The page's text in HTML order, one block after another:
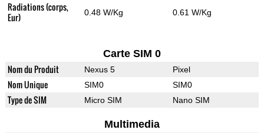
Radiations (corps,
Eur)
0.48 W/Kg 0.61 W/Kg
Carte SIM 0
Nom du Produit Nexus 5 Pixel
Nom Unique SIM0 SIM0
Type de SIM Micro SIM Nano SIM
Multimedia